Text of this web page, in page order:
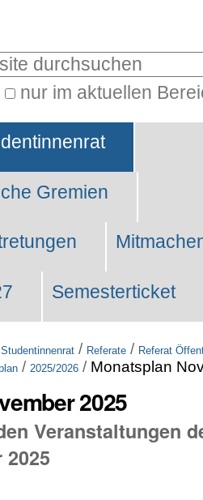
nur im aktuellen
Gremien
Semesterticket
Studentinnenrat / Referate / Referat
/ 2025/2026 / Monatsplan
2025
Veranstaltungen
2025